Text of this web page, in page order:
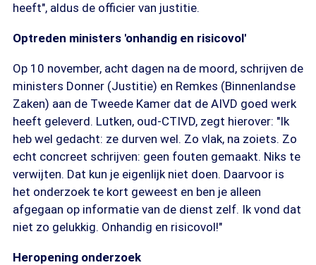
heeft", aldus de officier van justitie.
Optreden ministers 'onhandig en risicovol'
Op 10 november, acht dagen na de moord, schrijven de
ministers Donner (Justitie) en Remkes (Binnenlandse
Zaken) aan de Tweede Kamer dat de AIVD goed werk
heeft geleverd. Lutken, oud-CTIVD, zegt hierover: "Ik
heb wel gedacht: ze durven wel. Zo vlak, na zoiets. Zo
echt concreet schrijven: geen fouten gemaakt. Niks te
verwijten. Dat kun je eigenlijk niet doen. Daarvoor is
het onderzoek te kort geweest en ben je alleen
afgegaan op informatie van de dienst zelf. Ik vond dat
niet zo gelukkig. Onhandig en risicovol!"
Heropening onderzoek